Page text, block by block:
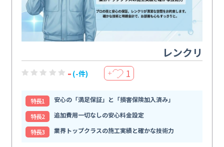
レンクリ
- (-件) ＋ 1
特⻑1
安心の「満足保証」と「損害保険加入済み」
特⻑2
追加費用一切なしの安心料金設定
特⻑3
業界トップクラスの施工実績と確かな技術力